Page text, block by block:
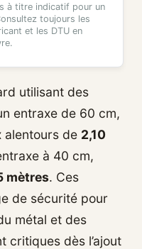
à titre indicatif pour un
toujours les
et les DTU en
utilisant des
entraxe de 60 cm,
alentours de 2,10
à 40 cm,
mètres. Ces
de sécurité pour
métal et des
critiques dès l’ajout